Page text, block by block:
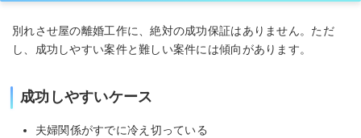
別れさせ屋の離婚工作に、絶対の成功保証はありません。ただ
し、成功しやすい案件と難しい案件には傾向があります。
成功しやすいケース
夫婦関係がすでに冷え切っている